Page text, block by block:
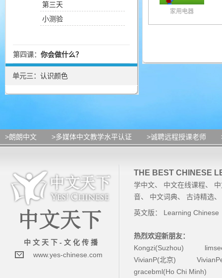
第三天
小测验
第四课： 你会做什么？
单元三： 认识颜色
家用电器
>朗朗中文 >多媒体中文教学水平认证 >诚聘远程授课老师
中 文 天 下 - 文 化 传 播
www.yes-chinese.com
THE BEST CHINESE
学中文、 中文在线课程、
音、 中文词典、 古诗精选
英文版： Learning Chinese
热烈欢迎新朋友：
Kongzi(Suzhou)
VivianP(北京)
gracebml(Ho Chi Minh)